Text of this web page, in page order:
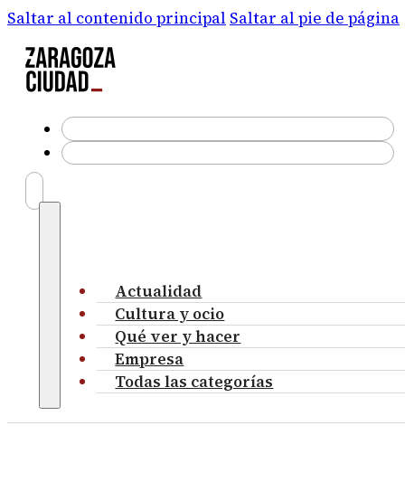
Saltar al contenido principal Saltar al pie de página
Actualidad
Cultura y ocio
Qué ver y hacer
Empresa
Todas las categorías